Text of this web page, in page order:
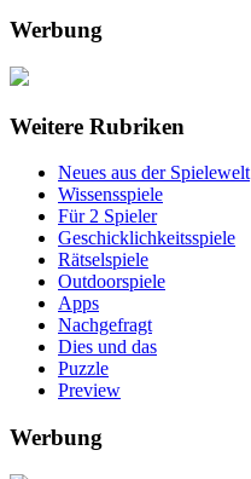
Werbung
Weitere Rubriken
Neues aus der Spielewelt
Wissensspiele
Für 2 Spieler
Geschicklichkeitsspiele
Rätselspiele
Outdoorspiele
Apps
Nachgefragt
Dies und das
Puzzle
Preview
Werbung